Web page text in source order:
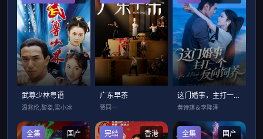
武尊少林粤语
温兆伦,黎姿,梁小冰
广东早茶
贾同一
这门婚事，主打一个反向饲养
黄诗琪＆李隆泽
国产
全集 香港
完结 国产
全集